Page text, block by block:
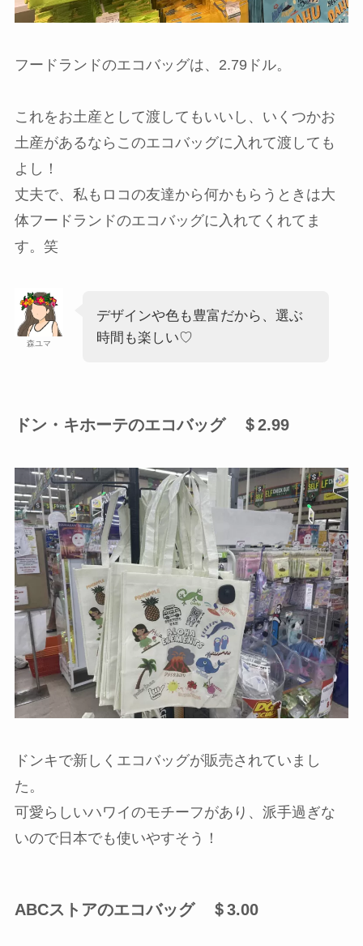
フードランドのエコバッグは、2.79ドル。
これをお土産として渡してもいいし、いくつかお
土産があるならこのエコバッグに入れて渡しても
よし！
丈夫で、私もロコの友達から何かもらうときは大
体フードランドのエコバッグに入れてくれてま
す。笑
森ユマ
デザインや色も豊富だから、選ぶ
時間も楽しい♡
ドン・キホーテのエコバッグ ＄2.99
ドンキで新しくエコバッグが販売されていまし
た。
可愛らしいハワイのモチーフがあり、派手過ぎな
いので日本でも使いやすそう！
ABCストアのエコバッグ ＄3.00